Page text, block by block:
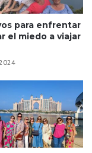
para enfrentar
el miedo a viajar